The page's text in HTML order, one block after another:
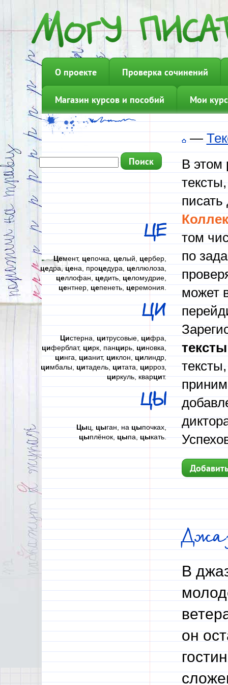
О проекте Проверка сочинений
Магазин курсов и пособий Мои
ЦЕ
Цемент, цепочка, целый, цербер,
цедра,цена, процедура, целлюлоза,
целлофан, цедить, целомудрие,
центнер,цепенеть,церемония.
ЦИ
Цистерна,цитрусовые,цифра,
циферблат,цирк, панцирь,циновка,
цинга,цианит,циклон,цилиндр,
цимбалы,цитадель,цитата,цирроз,
циркуль, кварцит.
ЦЫ
Цыц,цыган, нацыпочках,
цыплёнок,цыпа,цыкать.
—
В этом
писать
том
по
может
тексты
В
он